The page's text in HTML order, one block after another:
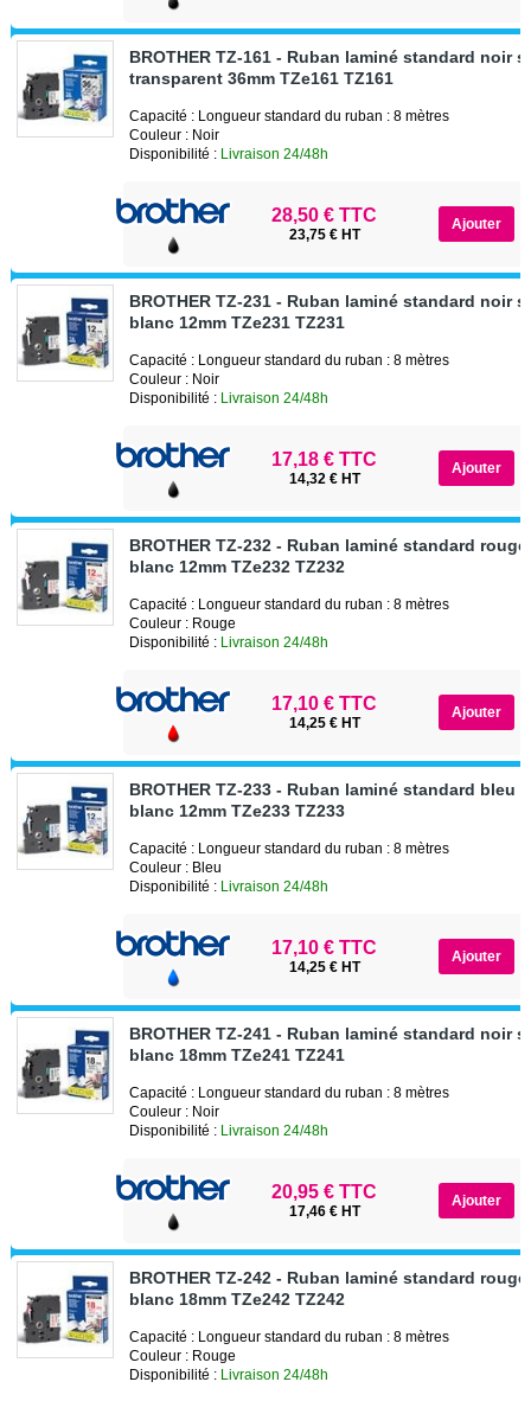
BROTHER TZ-161 - Ruban laminé standard noir
transparent 36mm TZe161 TZ161
Capacité : Longueur standard du ruban : 8 mètres
Couleur : Noir
Disponibilité : Livraison 24/48h
28,50 € TTC
23,75 € HT
BROTHER TZ-231 - Ruban laminé standard noir
blanc 12mm TZe231 TZ231
Capacité : Longueur standard du ruban : 8 mètres
Couleur : Noir
Disponibilité : Livraison 24/48h
17,18 € TTC
14,32 € HT
BROTHER TZ-232 - Ruban laminé standard
blanc 12mm TZe232 TZ232
Capacité : Longueur standard du ruban : 8 mètres
Couleur : Rouge
Disponibilité : Livraison 24/48h
17,10 € TTC
14,25 € HT
BROTHER TZ-233 - Ruban laminé standard bleu
blanc 12mm TZe233 TZ233
Capacité : Longueur standard du ruban : 8 mètres
Couleur : Bleu
Disponibilité : Livraison 24/48h
17,10 € TTC
14,25 € HT
BROTHER TZ-241 - Ruban laminé standard noir
blanc 18mm TZe241 TZ241
Capacité : Longueur standard du ruban : 8 mètres
Couleur : Noir
Disponibilité : Livraison 24/48h
20,95 € TTC
17,46 € HT
BROTHER TZ-242 - Ruban laminé standard
blanc 18mm TZe242 TZ242
Capacité : Longueur standard du ruban : 8 mètres
Couleur : Rouge
Disponibilité : Livraison 24/48h